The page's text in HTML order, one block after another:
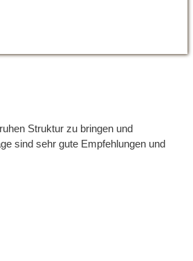
Struktur zu bringen und
sind sehr gute Empfehlungen und